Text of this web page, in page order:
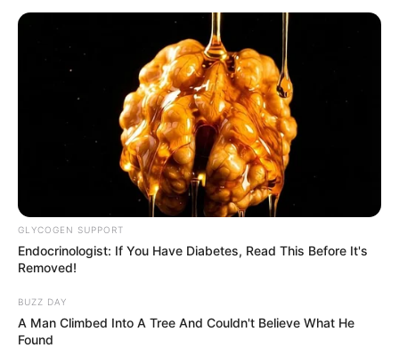
GLYCOGEN SUPPORT
Endocrinologist: If You Have Diabetes, Read This Before It's
Removed!
BUZZ DAY
A Man Climbed Into A Tree And Couldn't Believe What He
Found